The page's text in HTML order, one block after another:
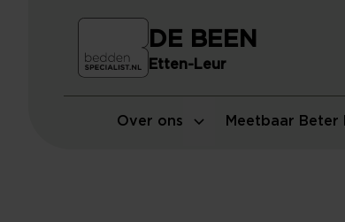
Over ons Meetbaar Beter
DE BEEN
Etten-Leur